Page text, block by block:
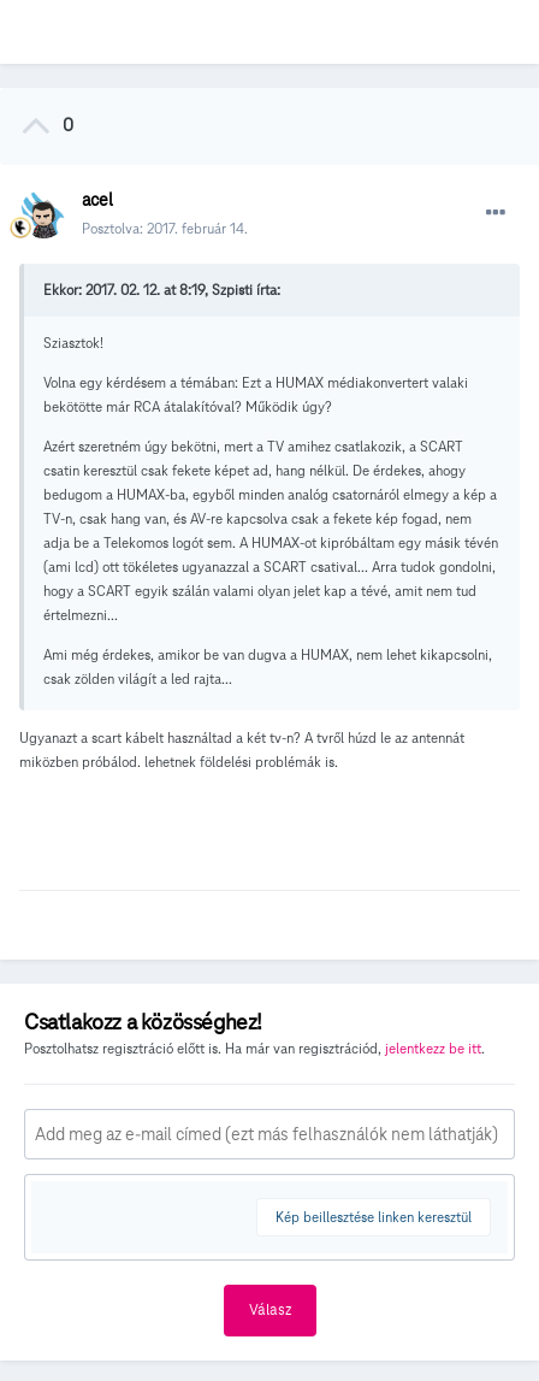
0
acel
Posztolva: 2017. február 14.
Ekkor: 2017. 02. 12. at 8:19, Szpisti írta:
Sziasztok!
Volna egy kérdésem a témában: Ezt a HUMAX médiakonvertert valaki
bekötötte már RCA átalakítóval? Működik úgy?
Azért szeretném úgy bekötni, mert a TV amihez csatlakozik, a SCART
csatin keresztül csak fekete képet ad, hang nélkül. De érdekes, ahogy
bedugom a HUMAX-ba, egyből minden analóg csatornáról elmegy a kép a
TV-n, csak hang van, és AV-re kapcsolva csak a fekete kép fogad, nem
adja be a Telekomos logót sem. A HUMAX-ot kipróbáltam egy másik tévén
(ami lcd) ott tökéletes ugyanazzal a SCART csatival... Arra tudok gondolni,
hogy a SCART egyik szálán valami olyan jelet kap a tévé, amit nem tud
értelmezni...
Ami még érdekes, amikor be van dugva a HUMAX, nem lehet kikapcsolni,
csak zölden világít a led rajta...
Ugyanazt a scart kábelt használtad a két tv-n? A tvről húzd le az antennát
miközben próbálod. lehetnek földelési problémák is.
Csatlakozz a közösséghez!
Posztolhatsz regisztráció előtt is. Ha már van regisztrációd, jelentkezz be itt.
Kép beillesztése linken keresztül
Válasz